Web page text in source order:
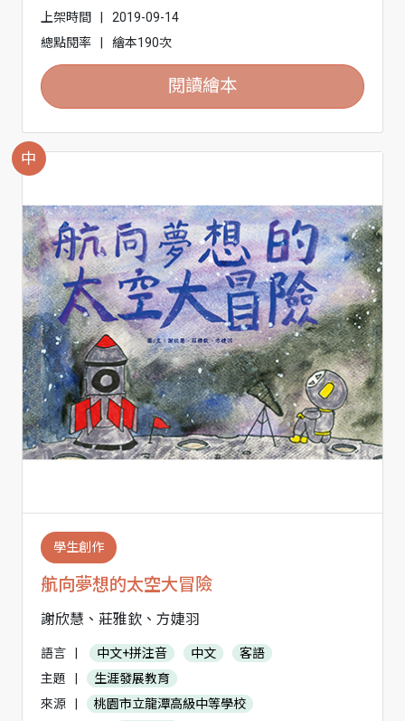
上架時間
2019-09-14
總點閱率
繪本190次
閱讀繪本
中
學生創作
航向夢想的太空大冒險
謝欣慧、莊雅欽、方婕羽
語言 中文+拼注音 中文
客語
主題
生涯發展教育
來源
桃園市立龍潭高級中等學校